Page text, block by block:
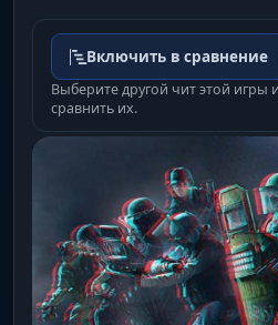
Включить в сравнение
Выберите другой чит этой игры
сравнить их.